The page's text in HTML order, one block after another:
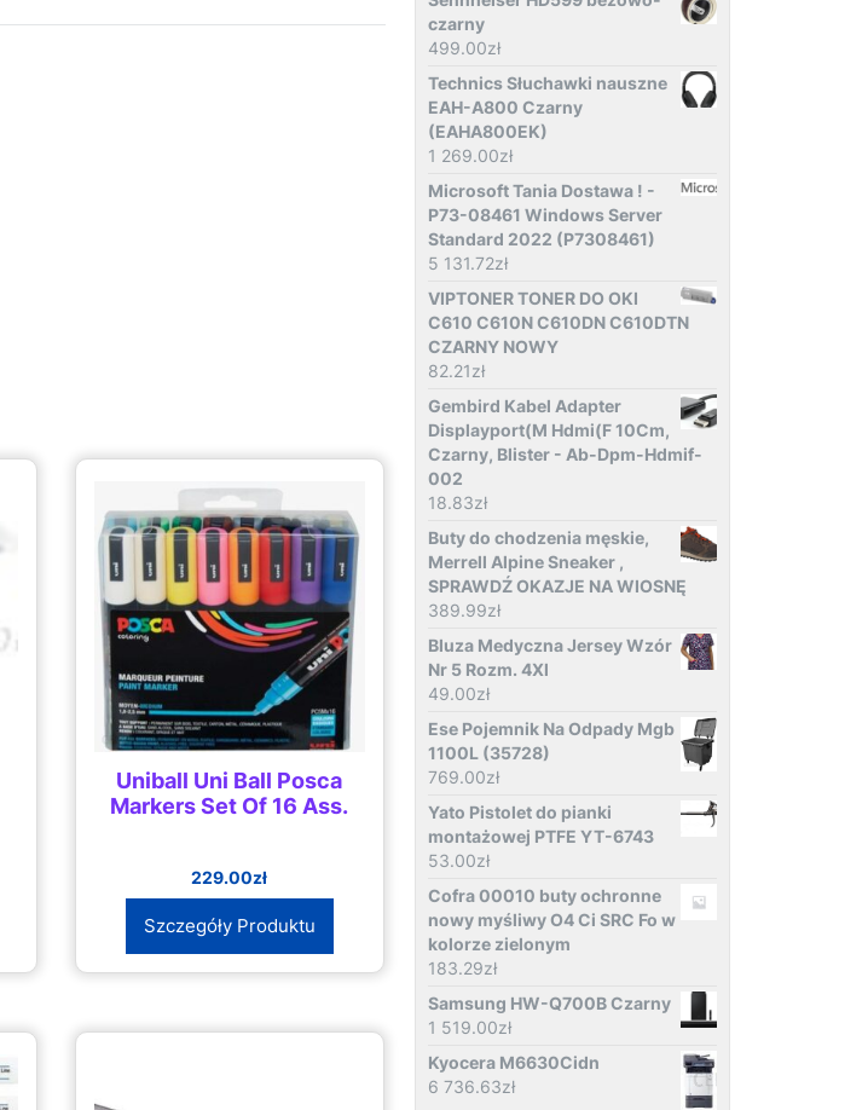
Uniball Uni Ball Posca
Markers Set Of 16 Ass.
229.00zł
Szczegóły Produktu
czarny
499.00zł
Technics Słuchawki nauszne
EAH-A800 Czarny
(EAHA800EK)
1 269.00zł
Microsoft Tania Dostawa ! -
P73-08461 Windows Server
Standard 2022 (P7308461)
5 131.72zł
VIPTONER TONER DO OKI
C610 C610N C610DN C610DTN
CZARNY NOWY
82.21zł
Gembird Kabel Adapter
Displayport(M Hdmi(F 10Cm,
Czarny, Blister - Ab-Dpm-Hdmif-
002
18.83zł
Buty do chodzenia męskie,
Merrell Alpine Sneaker ,
SPRAWDŹ OKAZJE NA WIOSNĘ
389.99zł
Bluza Medyczna Jersey Wzór
Nr 5 Rozm. 4Xl
49.00zł
Ese Pojemnik Na Odpady Mgb
1100L (35728)
769.00zł
Yato Pistolet do pianki
montażowej PTFE YT-6743
53.00zł
Cofra 00010 buty ochronne
nowy myśliwy O4 Ci SRC Fo w
kolorze zielonym
183.29zł
Samsung HW-Q700B Czarny
1 519.00zł
Kyocera M6630Cidn
6 736.63zł